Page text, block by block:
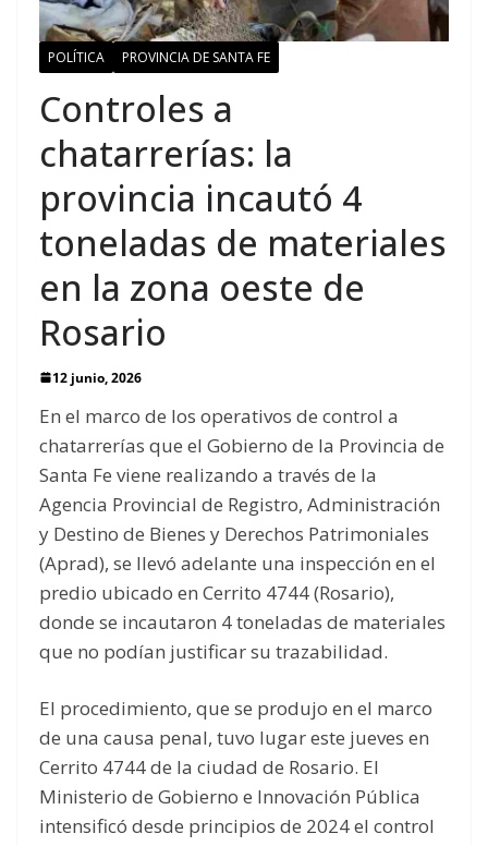
POLÍTICA PROVINCIA DE SANTA FE
Controles a
chatarrerías: la
provincia incautó 4
toneladas de materiales
en la zona oeste de
Rosario
12 junio, 2026
En el marco de los operativos de control a
chatarrerías que el Gobierno de la Provincia de
Santa Fe viene realizando a través de la
Agencia Provincial de Registro, Administración
y Destino de Bienes y Derechos Patrimoniales
(Aprad), se llevó adelante una inspección en el
predio ubicado en Cerrito 4744 (Rosario),
donde se incautaron 4 toneladas de materiales
que no podían justificar su trazabilidad.
El procedimiento, que se produjo en el marco
de una causa penal, tuvo lugar este jueves en
Cerrito 4744 de la ciudad de Rosario. El
Ministerio de Gobierno e Innovación Pública
intensificó desde principios de 2024 el control